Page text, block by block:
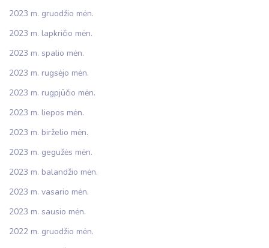
2023 m. gruodžio mėn.
2023 m. lapkričio mėn.
2023 m. spalio mėn.
2023 m. rugsėjo mėn.
2023 m. rugpjūčio mėn.
2023 m. liepos mėn.
2023 m. birželio mėn.
2023 m. gegužės mėn.
2023 m. balandžio mėn.
2023 m. vasario mėn.
2023 m. sausio mėn.
2022 m. gruodžio mėn.